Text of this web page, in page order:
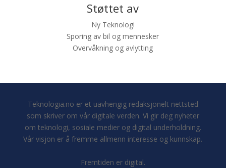
Støttet av
Ny Teknologi
Sporing av bil og mennesker
Overvåkning og avlytting
Teknologia.no er et uavhengig redaksjonelt nettsted
som skriver om vår digitale verden. Vi gir deg nyheter
om teknologi, sosiale medier og digital underholdning.
Vår visjon er å fremme allmenn interesse og kunnskap.
Fremtiden er digital.